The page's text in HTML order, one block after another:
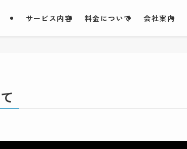
サービス内容 料金について 会社案内